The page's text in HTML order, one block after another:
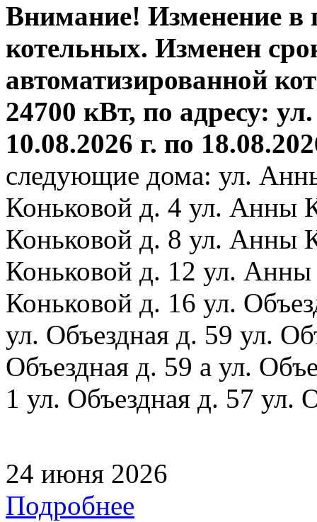
Внимание! Изменение в
котельных. Изменен
автоматизированной
24700 кВт, по адресу:
10.08.2026 г. по
следующие дома: ул.
Коньковой д. 4 ул. Анны
Коньковой д. 8 ул. Анны
Коньковой д. 12 ул.
Коньковой д. 16 ул.
ул. Объездная д. 59 ул.
Объездная д. 59 а ул.
1 ул. Объездная д. 57 ул.
24 июня 2026
Подробнее